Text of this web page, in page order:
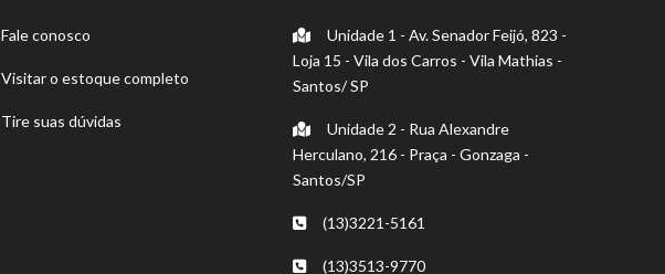
Fale conosco
Visitar o estoque completo
Tire suas dúvidas
Unidade 1 - Av. Senador Feijó, 823 -
Loja 15 - Vila dos Carros - Vila Mathias -
Santos/ SP
Unidade 2 - Rua Alexandre
Herculano, 216 - Praça - Gonzaga -
Santos/SP
(13)3221-5161
(13)3513-9770